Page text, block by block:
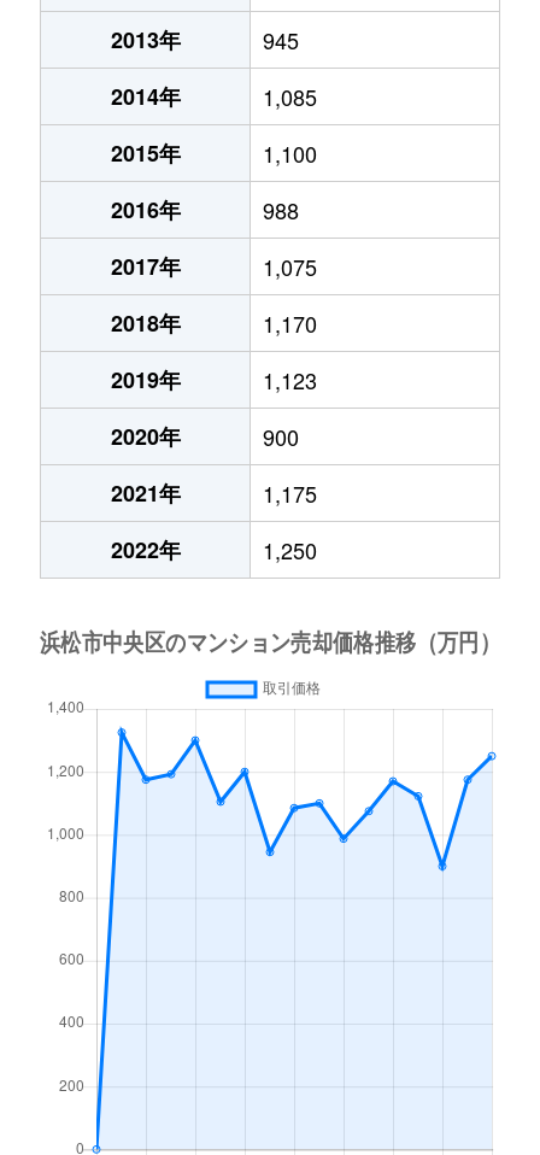
2013年
945
2014年
1,085
2015年
1,100
2016年
988
2017年
1,075
2018年
1,170
2019年
1,123
2020年
900
2021年
1,175
2022年
1,250